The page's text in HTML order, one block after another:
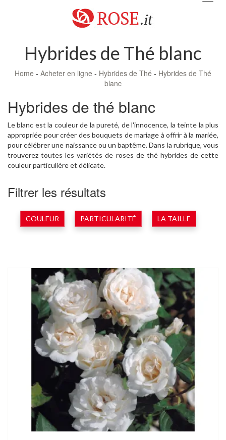
Hybrides de Thé blanc
Home - Acheter en ligne - Hybrides de Thé - Hybrides de Thé
blanc
Hybrides de thé blanc
Le blanc est la couleur de la pureté, de l'innocence, la teinte la plus
appropriée pour créer des bouquets de mariage à offrir à la mariée,
pour célébrer une naissance ou un baptême. Dans la rubrique, vous
trouverez toutes les variétés de roses de thé hybrides de cette
couleur particulière et délicate.
Filtrer les résultats
COULEUR PARTICULARITÉ LA TAILLE